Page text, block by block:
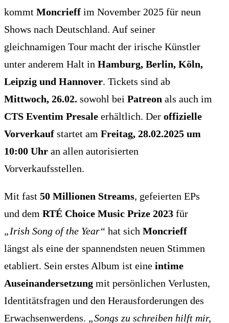
kommt Moncrieff im November 2025 für neun
Shows nach Deutschland. Auf seiner
gleichnamigen Tour macht der irische Künstler
unter anderem Halt in Hamburg, Berlin, Köln,
Leipzig und Hannover. Tickets sind ab
Mittwoch, 26.02. sowohl bei Patreon als auch im
CTS Eventim Presale erhältlich. Der offizielle
Vorverkauf startet am Freitag, 28.02.2025 um
10:00 Uhr an allen autorisierten
Vorverkaufsstellen.
Mit fast 50 Millionen Streams, gefeierten EPs
und dem RTÉ Choice Music Prize 2023 für
„Irish Song of the Year“ hat sich Moncrieff
längst als eine der spannendsten neuen Stimmen
etabliert. Sein erstes Album ist eine intime
Auseinandersetzung mit persönlichen Verlusten,
Identitätsfragen und den Herausforderungen des
Erwachsenwerdens. „Songs zu schreiben hilft mir,